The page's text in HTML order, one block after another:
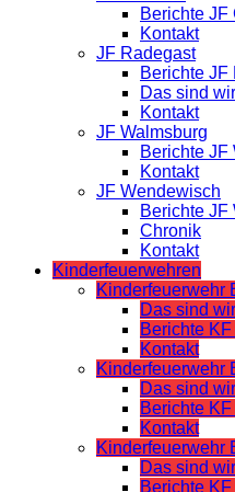
Berichte JF
Kontakt
JF Radegast
Berichte JF
Das sind wir
Kontakt
JF Walmsburg
Berichte JF
Kontakt
JF Wendewisch
Berichte JF
Chronik
Kontakt
Kinderfeuerwehren
Kinderfeuerwehr
Das sind wir
Berichte
Kontakt
Kinderfeuerwehr
Das sind wir
Berichte
Kontakt
Kinderfeuerwehr
Das sind wir
Berichte